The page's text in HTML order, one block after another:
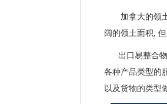
加拿大的领
阔的领土面积,
出口易整合物
各种产品类型的
以及货物的类型